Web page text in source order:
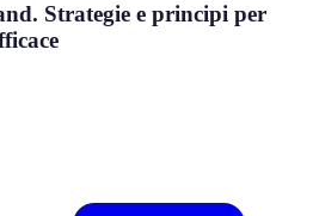
Strategie e principi per